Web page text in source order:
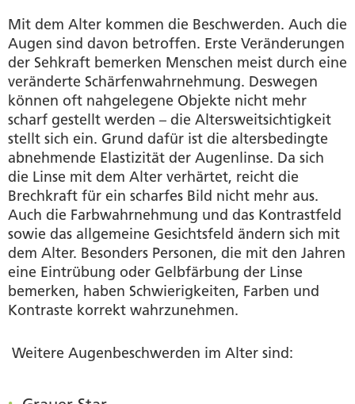
Produkte
Autor
Mit dem Alter kommen die Beschwerden. Auch die
Augen sind davon betroffen. Erste Veränderungen
der Sehkraft bemerken Menschen meist durch eine
veränderte Schärfenwahrnehmung. Deswegen
können oft nahgelegene Objekte nicht mehr
scharf gestellt werden – die Altersweitsichtigkeit
stellt sich ein. Grund dafür ist die altersbedingte
abnehmende Elastizität der Augenlinse. Da sich
die Linse mit dem Alter verhärtet, reicht die
Brechkraft für ein scharfes Bild nicht mehr aus.
Auch die Farbwahrnehmung und das Kontrastfeld
sowie das allgemeine Gesichtsfeld ändern sich mit
dem Alter. Besonders Personen, die mit den Jahren
eine Eintrübung oder Gelbfärbung der Linse
bemerken, haben Schwierigkeiten, Farben und
Kontraste korrekt wahrzunehmen.
Weitere Augenbeschwerden im Alter sind: